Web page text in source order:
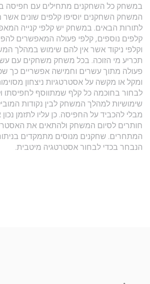
במשחק כל השחקנים מתחילים עם חפיסה
המשחק השחקנים יוסיפו קלפים שונים אשר
לתורות הבאים. במשחק יש קלפי קנייה
קלפים נוספים, קלפי פעולה המאפשרים
וקלפי ניקוד אשר אין להם שימוש במהלך
תכריע מי הזוכה. בכל משחק משחקים עם
פעולה מתוך עשרים וחמישה אפשריים כך
ומקל או מקשה על אסטרטגיות ניצחון
לבחור בחוכמה כל קלף שמתווסף לחפיסתו
שימושיות למהלך המשחק לבין נקודות
מבלי להכביד על החפיסה. כן עליו לתזמן
חותרים לסיום המשחק ולהתאים את
המתחרים. שחקנים מנוסים מתמקדים
הנבחר בכדי לבחור אסטרטגיה מיטבית.